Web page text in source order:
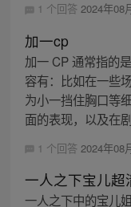
1 个回答 2024年08
加一cp
加一 CP 通常指的
容有：比如在一些
为小一挡住胸口等
面的表现，以及在
1 个回答 2024年08
一人之下宝儿超
一人之下中的宝儿